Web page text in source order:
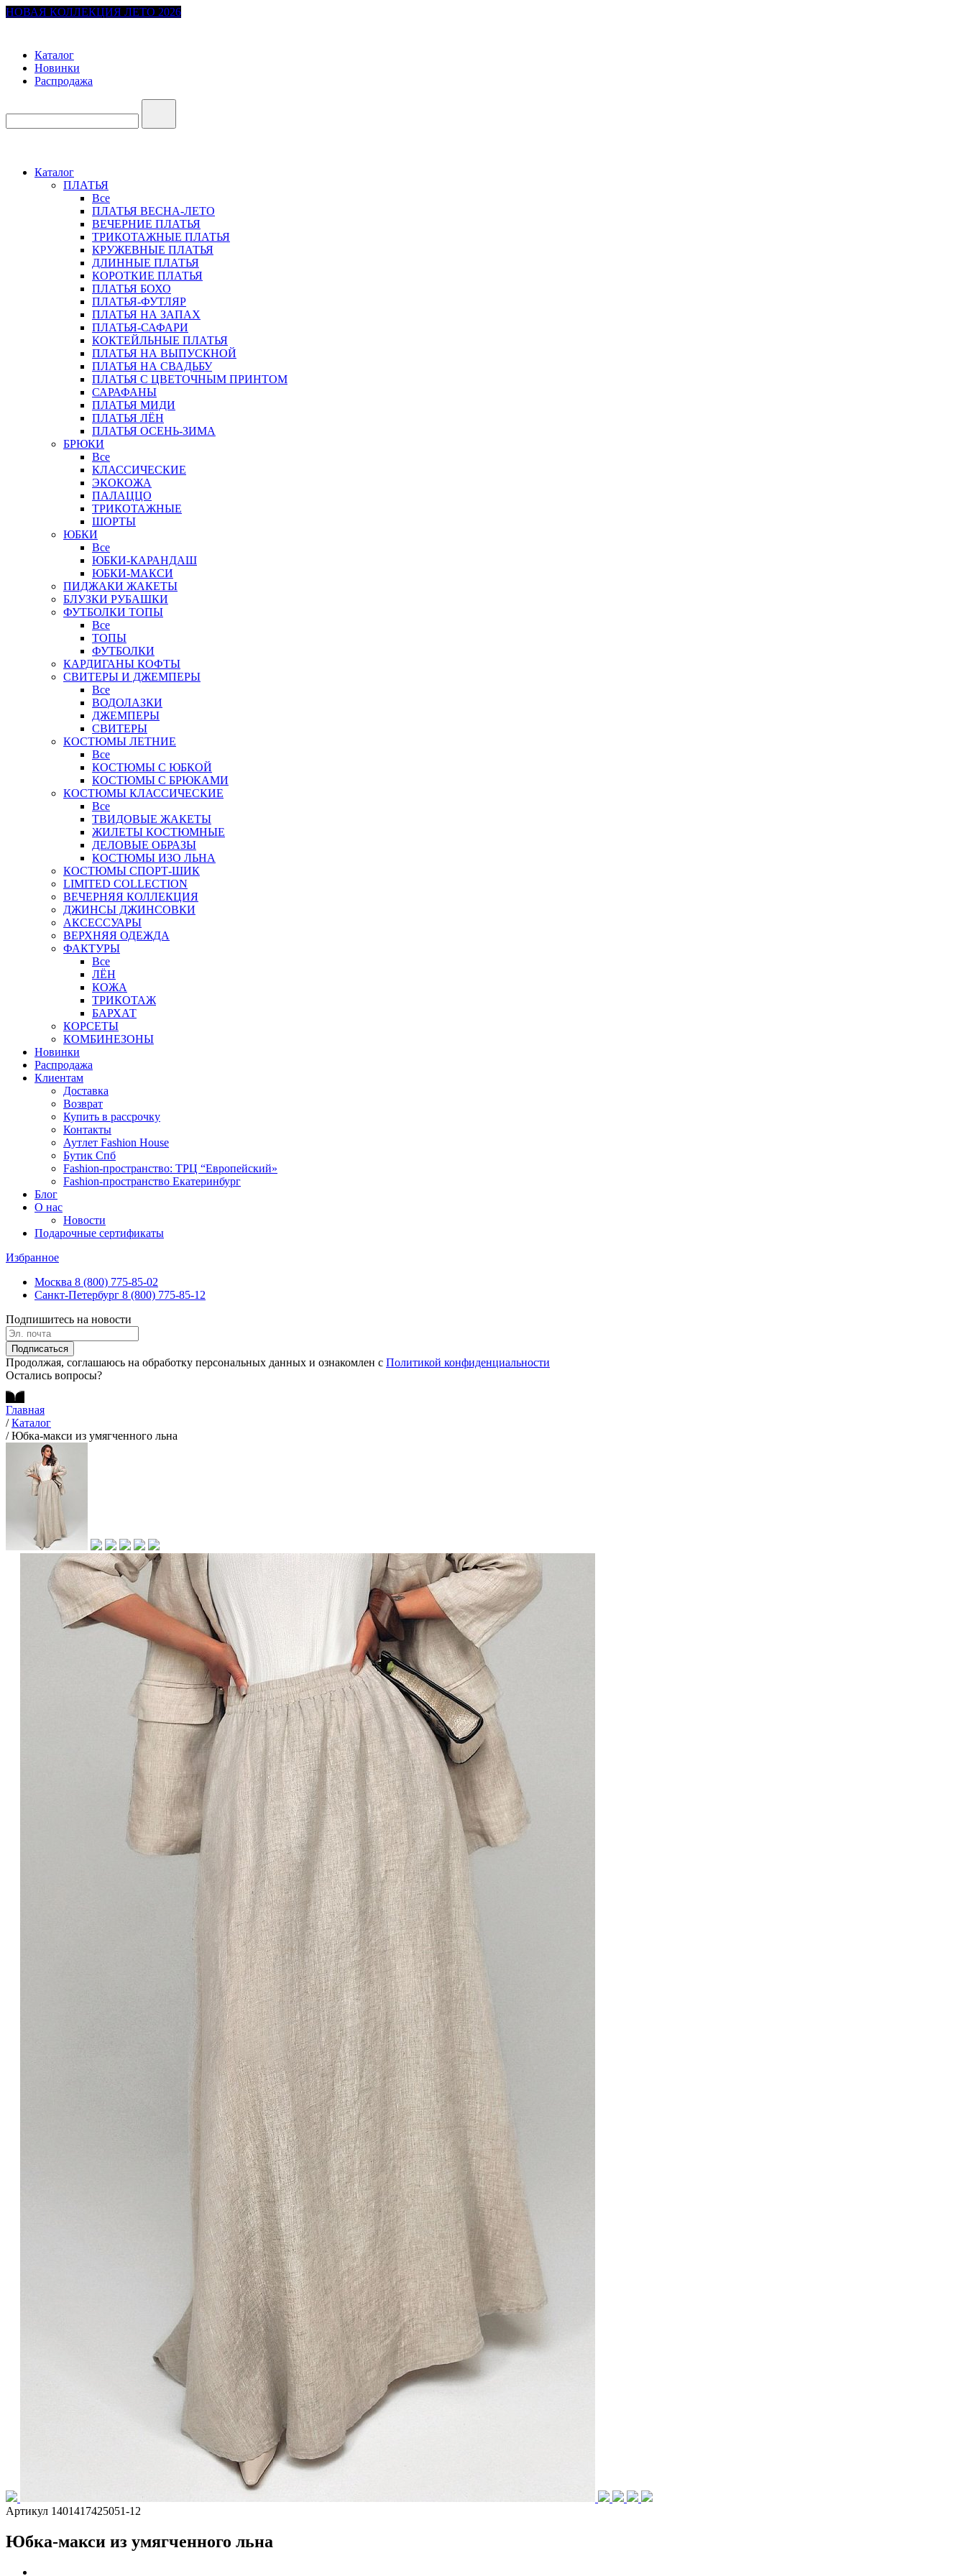
НОВАЯ КОЛЛЕКЦИЯ ЛЕТО 2026
Каталог
Новинки
Распродажа
Каталог
ПЛАТЬЯ
Все
ПЛАТЬЯ ВЕСНА-ЛЕТО
ВЕЧЕРНИЕ ПЛАТЬЯ
ТРИКОТАЖНЫЕ ПЛАТЬЯ
КРУЖЕВНЫЕ ПЛАТЬЯ
ДЛИННЫЕ ПЛАТЬЯ
КОРОТКИЕ ПЛАТЬЯ
ПЛАТЬЯ БОХО
ПЛАТЬЯ-ФУТЛЯР
ПЛАТЬЯ НА ЗАПАХ
ПЛАТЬЯ-САФАРИ
КОКТЕЙЛЬНЫЕ ПЛАТЬЯ
ПЛАТЬЯ НА ВЫПУСКНОЙ
ПЛАТЬЯ НА СВАДЬБУ
ПЛАТЬЯ С ЦВЕТОЧНЫМ ПРИНТОМ
САРАФАНЫ
ПЛАТЬЯ МИДИ
ПЛАТЬЯ ЛЁН
ПЛАТЬЯ ОСЕНЬ-ЗИМА
БРЮКИ
Все
КЛАССИЧЕСКИЕ
ЭКОКОЖА
ПАЛАЦЦО
ТРИКОТАЖНЫЕ
ШОРТЫ
ЮБКИ
Все
ЮБКИ-КАРАНДАШ
ЮБКИ-МАКСИ
ПИДЖАКИ ЖАКЕТЫ
БЛУЗКИ РУБАШКИ
ФУТБОЛКИ ТОПЫ
Все
ТОПЫ
ФУТБОЛКИ
КАРДИГАНЫ КОФТЫ
СВИТЕРЫ И ДЖЕМПЕРЫ
Все
ВОДОЛАЗКИ
ДЖЕМПЕРЫ
СВИТЕРЫ
КОСТЮМЫ ЛЕТНИЕ
Все
КОСТЮМЫ С ЮБКОЙ
КОСТЮМЫ С БРЮКАМИ
КОСТЮМЫ КЛАССИЧЕСКИЕ
Все
ТВИДОВЫЕ ЖАКЕТЫ
ЖИЛЕТЫ КОСТЮМНЫЕ
ДЕЛОВЫЕ ОБРАЗЫ
КОСТЮМЫ ИЗО ЛЬНА
КОСТЮМЫ СПОРТ-ШИК
LIMITED COLLECTION
ВЕЧЕРНЯЯ КОЛЛЕКЦИЯ
ДЖИНСЫ ДЖИНСОВКИ
АКСЕССУАРЫ
ВЕРХНЯЯ ОДЕЖДА
ФАКТУРЫ
Все
ЛЁН
КОЖА
ТРИКОТАЖ
БАРХАТ
КОРСЕТЫ
КОМБИНЕЗОНЫ
Новинки
Распродажа
Клиентам
Доставка
Возврат
Купить в рассрочку
Контакты
Аутлет Fashion House
Бутик Спб
Fashion-пространство: ТРЦ “Европейский»
Fashion-пространство Екатеринбург
Блог
О нас
Новости
Подарочные сертификаты
Избранное
Москва 8 (800) 775-85-02
Санкт-Петербург 8 (800) 775-85-12
Подпишитесь на новости
Подписаться
Продолжая, соглашаюсь на обработку персональных данных и ознакомлен с Политикой конфиденциальности
Остались вопросы?
Главная
/ Каталог
/ Юбка-макси из умягченного льна
Артикул 1401417425051-12
Юбка-макси из умягченного льна